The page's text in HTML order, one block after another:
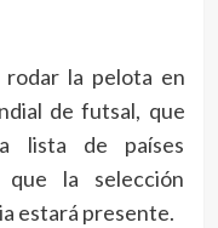
rodar la pelota en
de futsal, que
lista de países
que la selección
estará presente.